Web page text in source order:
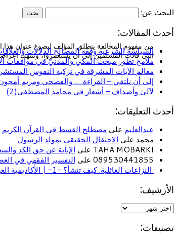
من مفهوم المخالفة ينطلق المؤلف ليصوغ عنوان هذا
التي قادت المسلمين إلى أن يستعمروا، وتنتهك
البحث عن:
أحدث المقالات:
السياسة الشرعية وفقه المصالح الدلالات
ملامح تطور مبحث المكي والمدنيّ في موافقات
معالم الآيات المشرقة في تزكية النفوس
إلى أن نلتقي – القراءة….. والفصحى ومريم
لآلئ وأصداف – أشعار في محامد المصطفى(2)
أحدث التعليقات:
عبدالعليم على مصطلح القسط في القرآن الكريم
محمد على الاحتفال الحقيقي بمولد الرسول
TAHA MOBARKI على
الإبانة عن حق الكد
089530441855 على
التفسير الفقهي في
النزاعات العائلية: كيف تنشأ؟ -1- | الأكاديمية العربية الدولية | الحياة الأسرية
الأرشيف:
تصنيفات: